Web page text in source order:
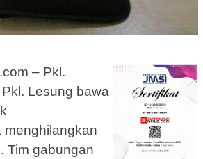
– Pkl.
Lesung bawa
menghilangkan
Tim gabungan